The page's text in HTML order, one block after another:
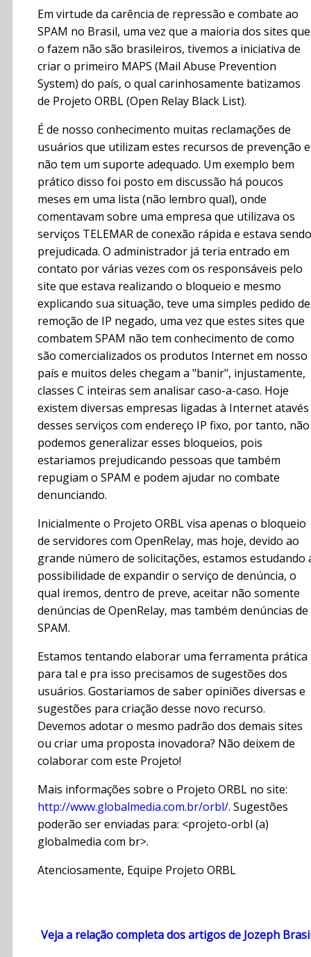
Em virtude da carência de repressão e combate ao
SPAM no Brasil, uma vez que a maioria dos sites que
o fazem não são brasileiros, tivemos a iniciativa de
criar o primeiro MAPS (Mail Abuse Prevention
System) do país, o qual carinhosamente batizamos
de Projeto ORBL (Open Relay Black List).
É de nosso conhecimento muitas reclamações de
usuários que utilizam estes recursos de prevenção e
não tem um suporte adequado. Um exemplo bem
prático disso foi posto em discussão há poucos
meses em uma lista (não lembro qual), onde
comentavam sobre uma empresa que utilizava os
serviços TELEMAR de conexão rápida e estava sendo
prejudicada. O administrador já teria entrado em
contato por várias vezes com os responsáveis pelo
site que estava realizando o bloqueio e mesmo
explicando sua situação, teve uma simples pedido de
remoção de IP negado, uma vez que estes sites que
combatem SPAM não tem conhecimento de como
são comercializados os produtos Internet em nosso
país e muitos deles chegam a "banir", injustamente,
classes C inteiras sem analisar caso-a-caso. Hoje
existem diversas empresas ligadas à Internet atavés
desses serviços com endereço IP fixo, por tanto, não
podemos generalizar esses bloqueios, pois
estariamos prejudicando pessoas que também
repugiam o SPAM e podem ajudar no combate
denunciando.
Inicialmente o Projeto ORBL visa apenas o bloqueio
de servidores com OpenRelay, mas hoje, devido ao
grande número de solicitações, estamos estudando
possibilidade de expandir o serviço de denúncia, o
qual iremos, dentro de preve, aceitar não somente
denúncias de OpenRelay, mas também denúncias de
SPAM.
Estamos tentando elaborar uma ferramenta prática
para tal e pra isso precisamos de sugestões dos
usuários. Gostariamos de saber opiniões diversas e
sugestões para criação desse novo recurso.
Devemos adotar o mesmo padrão dos demais sites
ou criar uma proposta inovadora? Não deixem de
colaborar com este Projeto!
Mais informações sobre o Projeto ORBL no site:
http://www.globalmedia.com.br/orbl/. Sugestões
poderão ser enviadas para: <projeto-orbl (a)
globalmedia com br>.
Atenciosamente, Equipe Projeto ORBL
Veja a relação completa dos artigos de Jozeph